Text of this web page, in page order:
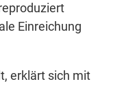
Einreichung
erklärt sich mit